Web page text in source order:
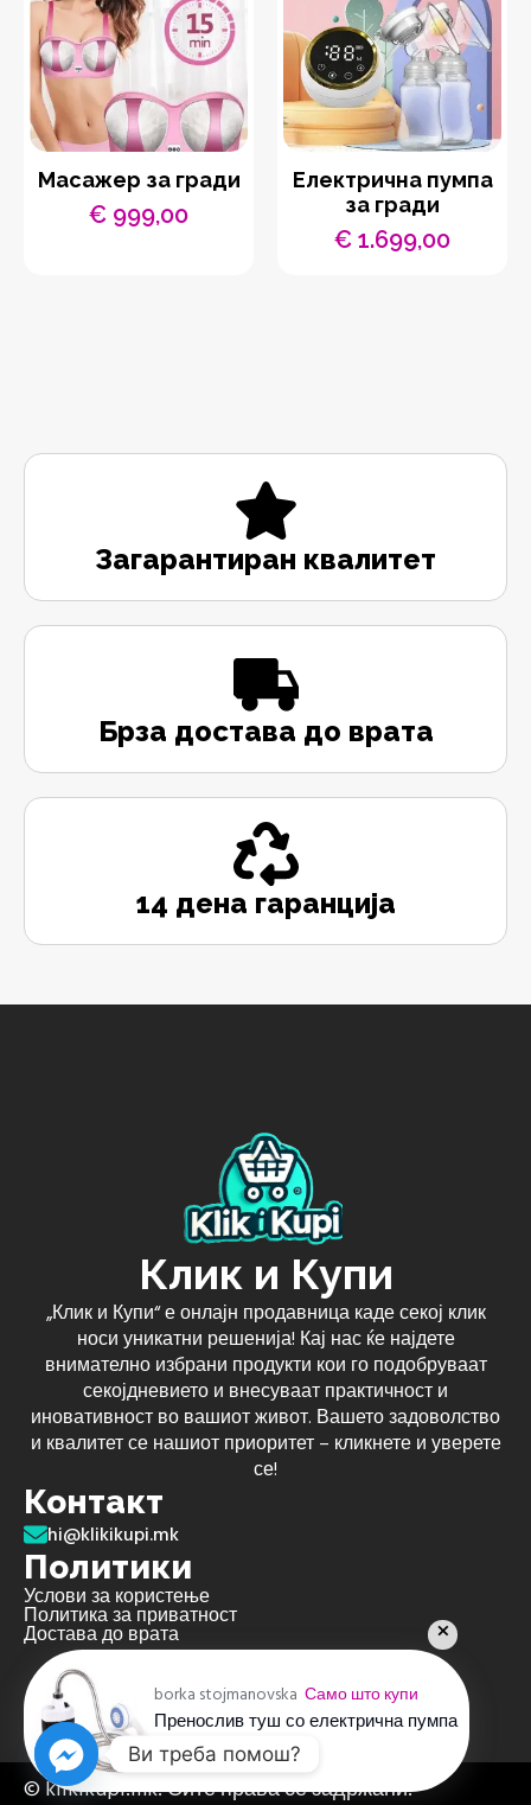
Масажер за гради
€ 999,00
Електрична пумпа
за гради
€ 1.699,00
Загарантиран квалитет
Брза достава до врата
14 дена гаранција
Клик и Купи
„Клик и Купи“ е онлајн продавница каде секој клик
носи уникатни решенија! Кај нас ќе најдете
внимателно избрани продукти кои го подобруваат
секојдневието и внесуваат практичност и
иновативност во вашиот живот. Вашето задоволство
и квалитет се нашиот приоритет – кликнете и уверете
се!
Контакт
hi@klikikupi.mk
Политики
Услови за користење
Политика за приватност
Достава до врата
© klikikupi.mk. Сите права се задржани.
Ви треба помош?
borka stojmanovska Само што купи
Пренослив туш со електрична пумпа
пред 4 недели